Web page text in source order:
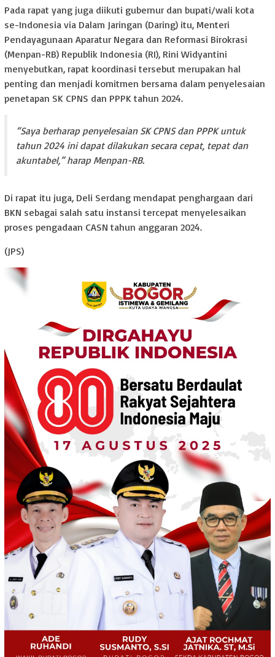
Pada rapat yang juga diikuti gubernur dan bupati/wali kota
se-Indonesia via Dalam Jaringan (Daring) itu, Menteri
Pendayagunaan Aparatur Negara dan Reformasi Birokrasi
(Menpan-RB) Republik Indonesia (RI), Rini Widyantini
menyebutkan, rapat koordinasi tersebut merupakan hal
penting dan menjadi komitmen bersama dalam penyelesaian
penetapan SK CPNS dan PPPK tahun 2024.
“Saya berharap penyelesaian SK CPNS dan PPPK untuk
tahun 2024 ini dapat dilakukan secara cepat, tepat dan
akuntabel,” harap Menpan-RB.
Di rapat itu juga, Deli Serdang mendapat penghargaan dari
BKN sebagai salah satu instansi tercepat menyelesaikan
proses pengadaan CASN tahun anggaran 2024.
(JPS)